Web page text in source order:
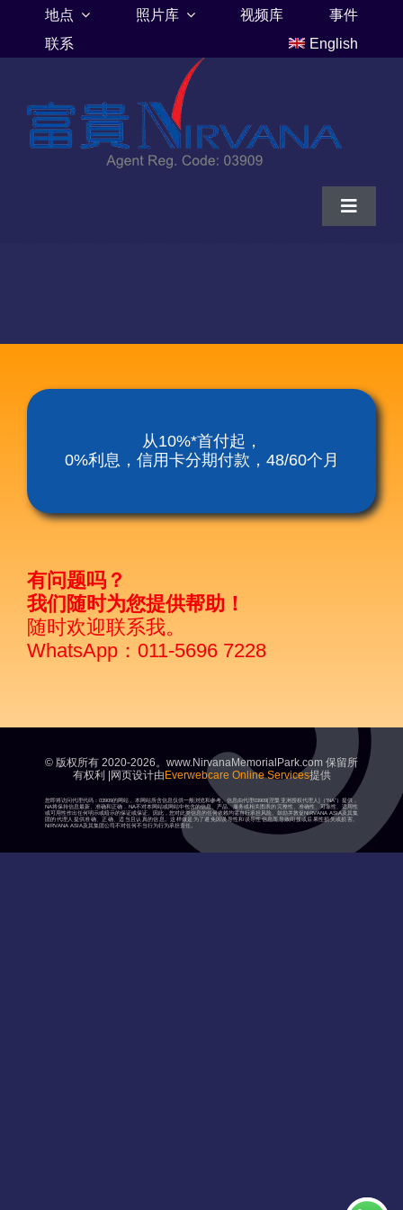
content
地点 照片库 视频库
事件
联系
English
Toggle
涅磐祖传平板电脑
从10%*首付起，
0%利息，信用卡分期付款，48/60个月
有问题吗？
我们随时为您提供帮助！
随时欢迎联系我。
WhatsApp：011-5696 7228
© 版权所有 2020-2026。www.NirvanaMemorialPark.com 保留所
有权利 |网页设计由 Everwebcare Online Services提供
您即将访问代理代码：03909的网站。本网站所含信息仅供一般浏览和参考。信息由代理03909[涅槃亚洲授权代理人]（“NA”）提供，
NA将保持信息最新、准确和正确，NA不对本网站或网站中包含的信息、产品、服务或相关图表的完整性、准确性、可靠性、适用性
或可用性作出任何明示或暗示的保证或保证。因此，您对此类信息的任何依赖均需自行承担风险。鼓励并敦促NIRVANA ASIA及其集
团的代理人提供准确、正确、适当且认真的信息。这样做是为了避免因误导性和误导性信息而导致间接或后果性损失或损害。
NIRVANA ASIA及其集团公司不对任何不当行为行为承担责任。